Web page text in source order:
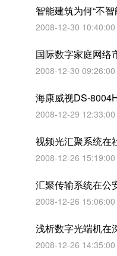
智能建筑为何“不智
2008-12-30 10:40:00
国际数字家庭网络
2008-12-30 09:26:00
海康威视DS-
2008-12-29 12:33:00
视频光汇聚系统在
2008-12-26 15:19:00
汇聚传输系统在公
2008-12-26 15:06:00
浅析数字光端机在
2008-12-26 14:35:00